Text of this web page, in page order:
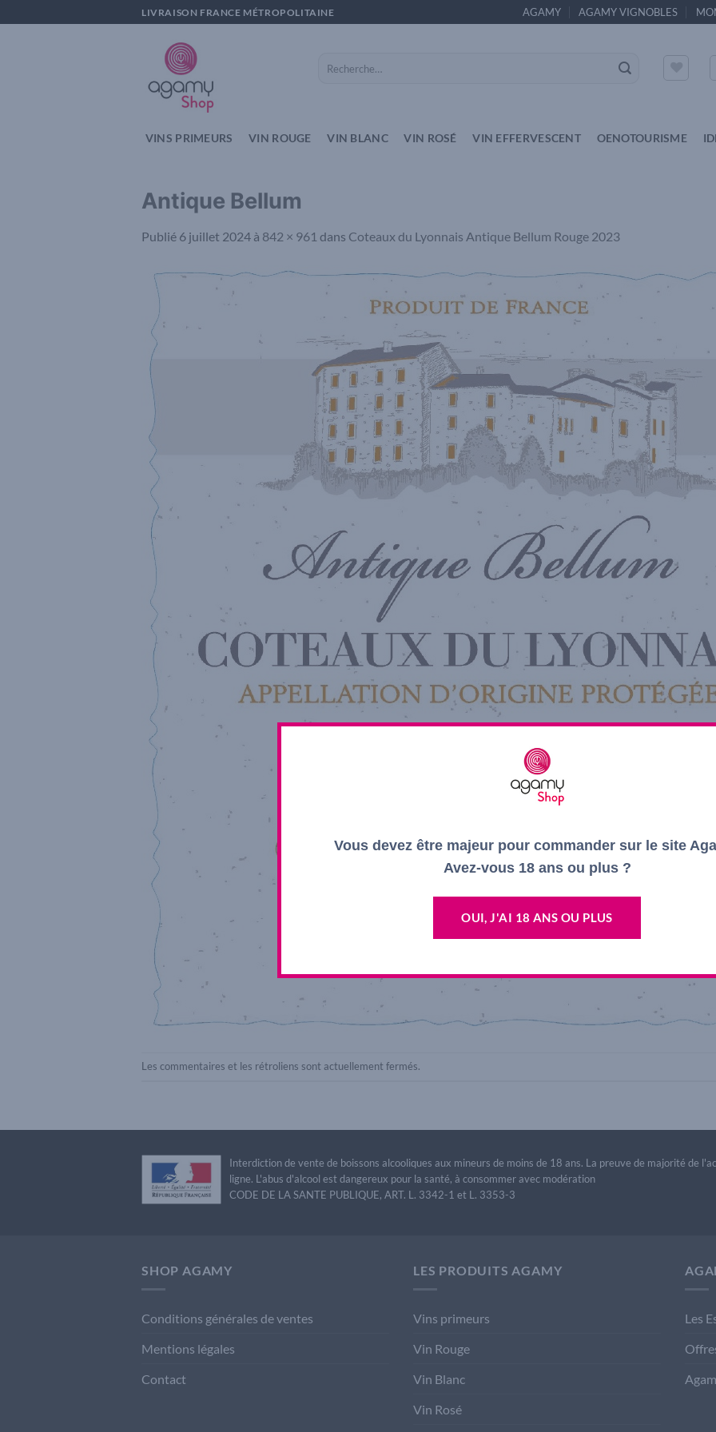
au
LIVRAISON FRANCE MÉTROPOLITAINE AGAMY AGAMY VIGNOBLES
pour :
VINS PRIMEURS VIN ROUGE VIN BLANC VIN ROSÉ VIN EFFERVESCENT OENOTOURISME
Antique Bellum
Publié 6 juillet 2024 à 842 × 961 dans Coteaux du Lyonnais Antique Bellum Rouge 2023
Les commentaires et les rétroliens sont actuellement fermés.
Interdiction de vente de boissons alcooliques aux mineurs de moins de 18 ans. La preuve de majorité de
ligne. L'abus d'alcool est dangereux pour la santé, à consommer avec modération
CODE DE LA SANTE PUBLIQUE, ART. L. 3342-1 et L. 3353-3
SHOP AGAMY
Conditions générales de ventes
Mentions légales
Contact
LES PRODUITS AGAMY
Vins primeurs
Vin Rouge
Vin Blanc
Vin Rosé
Les
Vous devez être majeur pour commander sur le site
Avez-vous 18 ans ou plus ?
OUI, J'AI 18 ANS OU PLUS